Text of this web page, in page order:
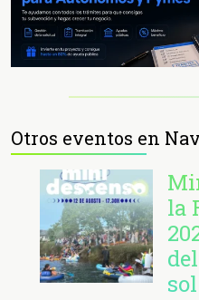
Otros eventos en
la
sol